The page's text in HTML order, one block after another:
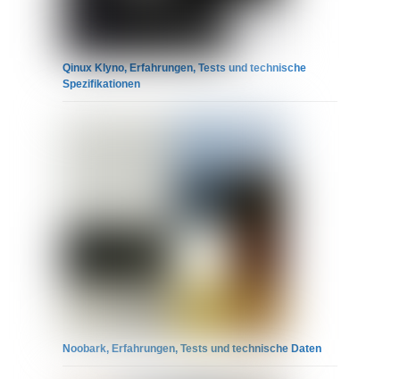
Qinux Klyno, Erfahrungen, Tests und technische
Spezifikationen
Noobark, Erfahrungen, Tests und technische Daten